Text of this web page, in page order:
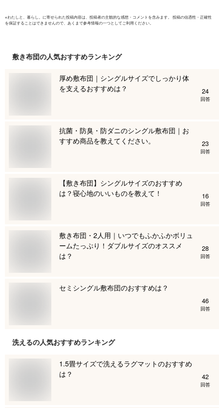
※わたしと、暮らし。 に寄せられた投稿内容は、投稿者の主観的な感想・コメントを含みます。 投稿の信憑性・正確性
を保証することはできませんので、あくまで参考情報の一つとしてご利用ください。
敷き布団の人気おすすめランキング
厚め敷布団｜シングルサイズでしっかり体
を支えるおすすめは？
24
回答
抗菌・防臭・防ダニのシングル敷布団｜お
すすめ商品を教えてください。
23
回答
【敷き布団】シングルサイズのおすすめ
は？寝心地のいいものを教えて！
16
回答
敷き布団・2人用｜いつでもふかふかボリュ
ームたっぷり！ダブルサイズのオススメ
は？
28
回答
セミシングル敷布団のおすすめは？
46
回答
洗えるの人気おすすめランキング
1.5畳サイズで洗えるラグマットのおすすめ
は？
42
回答